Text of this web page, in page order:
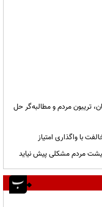
تریبون مردم و مطالبه‌گر حل
با واگذاری امتیاز
مردم مشکلی پیش نیاید